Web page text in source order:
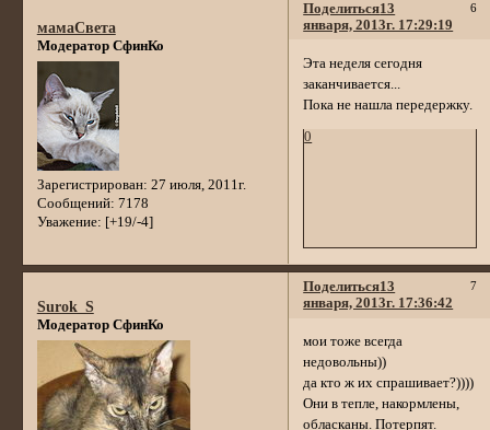
Поделиться 6
13
января, 2013г. 17:29:19
мамаСвета
Модератор СфинКо
Зарегистрирован: 27 июля, 2011г.
Сообщений: 7178
Уважение: [+19/-4]
Эта неделя сегодня
заканчивается...
Пока не нашла передержку.
0
Поделиться 7
13
января, 2013г. 17:36:42
Surok_S
Модератор СфинКо
мои тоже всегда
недовольны))
да кто ж их спрашивает?))))
Они в тепле, накормлены,
обласканы. Потерпят.